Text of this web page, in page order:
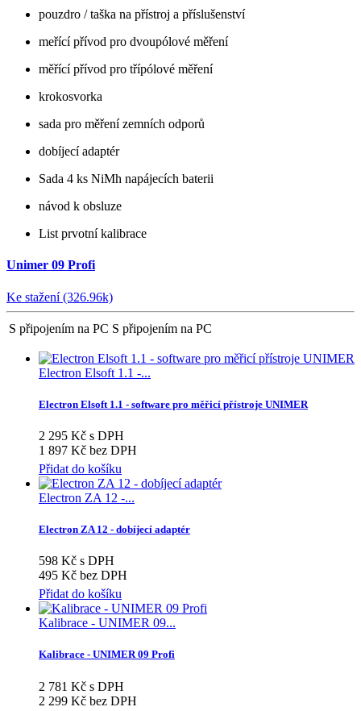
pouzdro / taška na přístroj a příslušenství
meřící přívod pro dvoupólové měření
měřící přívod pro třípólové měření
krokosvorka
sada pro měření zemních odporů
dobíjecí adaptér
Sada 4 ks NiMh napájecích baterii
návod k obsluze
List prvotní kalibrace
Unimer 09 Profi
Ke stažení (326.96k)
S připojením na PC S připojením na PC
Electron Elsoft 1.1 -...
Electron Elsoft 1.1 - software pro měřicí přístroje UNIMER
2 295 Kč s DPH
1 897 Kč bez DPH
Přidat do košíku
Electron ZA 12 -...
Electron ZA 12 - dobíjecí adaptér
598 Kč s DPH
495 Kč bez DPH
Přidat do košíku
Kalibrace - UNIMER 09...
Kalibrace - UNIMER 09 Profi
2 781 Kč s DPH
2 299 Kč bez DPH